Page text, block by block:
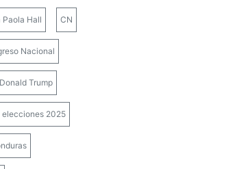
Paola Hall CN
Nacional
Donald Trump
elecciones 2025